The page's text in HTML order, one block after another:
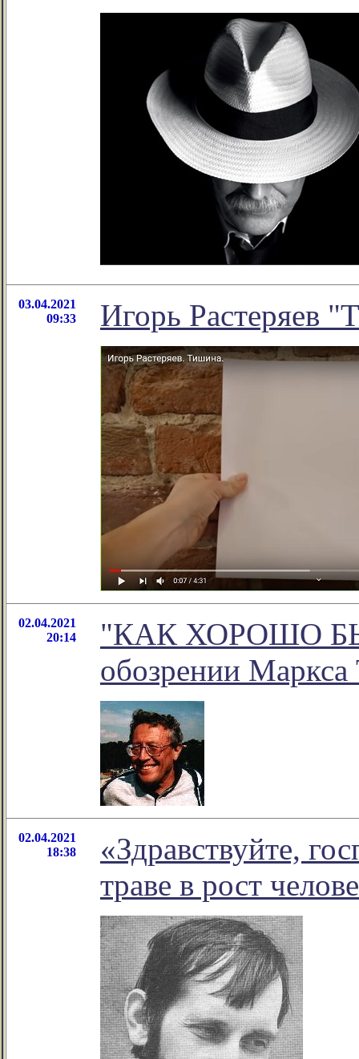
03.04.2021
09:33
Игорь Растеряев
02.04.2021
20:14
"КАК ХОРОШО
обозрении Маркса
02.04.2021
18:38
«Здравствуйте,
траве в рост